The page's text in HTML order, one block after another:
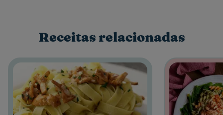
Receitas relacionadas